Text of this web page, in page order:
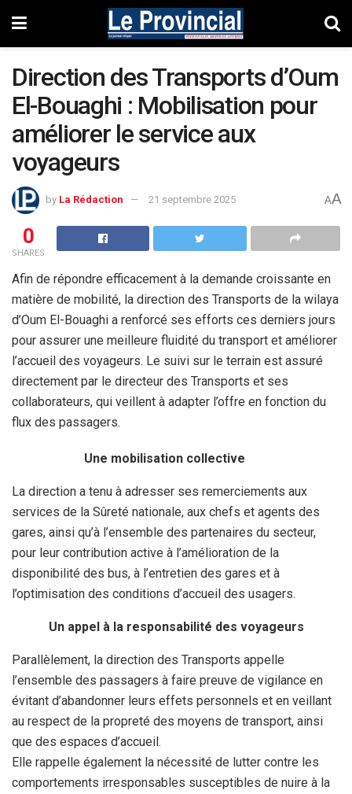
Direction des Transports d’Oum
El-Bouaghi : Mobilisation pour
améliorer le service aux
voyageurs
by La Rédaction 21 septembre 2025 AA
0
SHARES
Afin de répondre efficacement à la demande croissante en
matière de mobilité, la direction des Transports de la wilaya
d’Oum El-Bouaghi a renforcé ses efforts ces derniers jours
pour assurer une meilleure fluidité du transport et améliorer
l’accueil des voyageurs. Le suivi sur le terrain est assuré
directement par le directeur des Transports et ses
collaborateurs, qui veillent à adapter l’offre en fonction du
flux des passagers.
Une mobilisation collective
La direction a tenu à adresser ses remerciements aux
services de la Sûreté nationale, aux chefs et agents des
gares, ainsi qu’à l’ensemble des partenaires du secteur,
pour leur contribution active à l’amélioration de la
disponibilité des bus, à l’entretien des gares et à
l’optimisation des conditions d’accueil des usagers.
Un appel à la responsabilité des voyageurs
Parallèlement, la direction des Transports appelle
l’ensemble des passagers à faire preuve de vigilance en
évitant d’abandonner leurs effets personnels et en veillant
au respect de la propreté des moyens de transport, ainsi
que des espaces d’accueil.
Elle rappelle également la nécessité de lutter contre les
comportements irresponsables susceptibles de nuire à la